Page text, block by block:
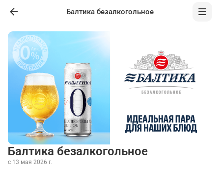
Балтика безалкогольное
Балтика безалкогольное
с 13 мая 2026 г.